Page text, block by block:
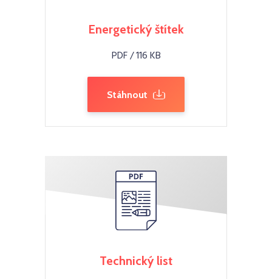
Energetický štítek
PDF / 116 KB
Stáhnout
Technický list